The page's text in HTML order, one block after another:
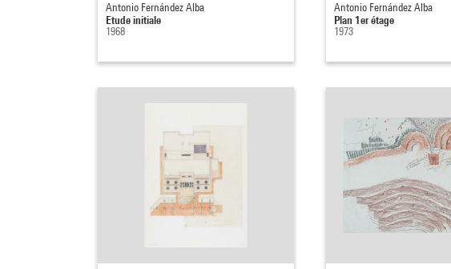
Antonio Fernández Alba
Etude initiale
1968
Antonio Fernández Alba
Plan 1er étage
1973